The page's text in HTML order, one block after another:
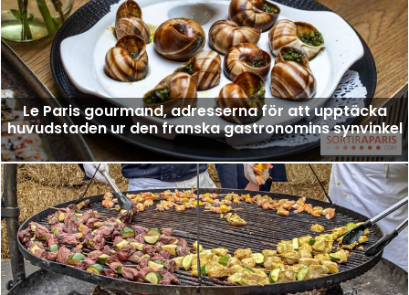
Le Paris gourmand, adresserna för att upptäcka
huvudstaden ur den franska gastronomins synvinkel